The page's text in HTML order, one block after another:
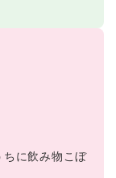
ちに飲み物こぼ